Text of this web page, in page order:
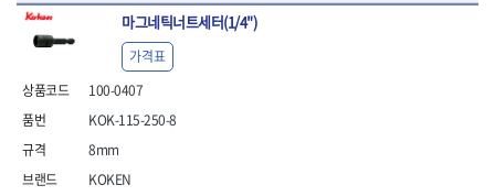
- 케이블스트리퍼
- 압착기
- 절연공구세트
- 절연비트홀다드라이버
- 방폭망치
- 절연L렌치
마그네틱너트세터(1/4")
100-0407
KOKEN
KOK-115-250-8
8mm
가격표